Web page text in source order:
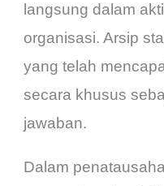
langsung dalam
organisasi. Arsip
yang telah
secara khusus
jawaban.
Dalam